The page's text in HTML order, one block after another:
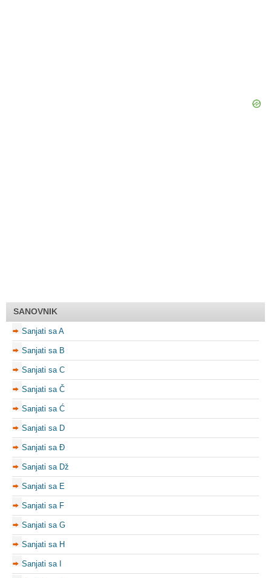
SANOVNIK
Sanjati sa A
Sanjati sa B
Sanjati sa C
Sanjati sa Č
Sanjati sa Ć
Sanjati sa D
Sanjati sa Đ
Sanjati sa Dž
Sanjati sa E
Sanjati sa F
Sanjati sa G
Sanjati sa H
Sanjati sa I